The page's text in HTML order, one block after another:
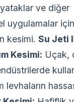
yataklar ve diğer
uygulamalar
kesimi. Su Jeti
Kesimi: Uçak,
levhaların